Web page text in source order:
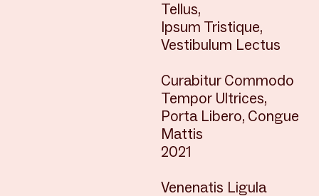
Tellus,
Ipsum Tristique,
Vestibulum Lectus
Curabitur Commodo
Tempor Ultrices,
Porta Libero, Congue
Mattis
2021
Venenatis Ligula